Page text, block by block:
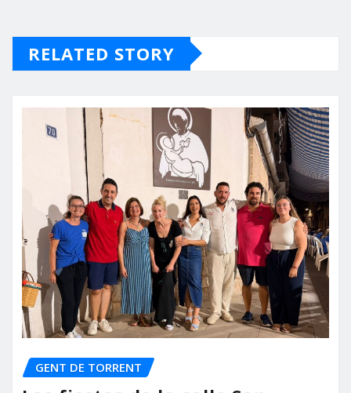
RELATED STORY
GENT DE TORRENT